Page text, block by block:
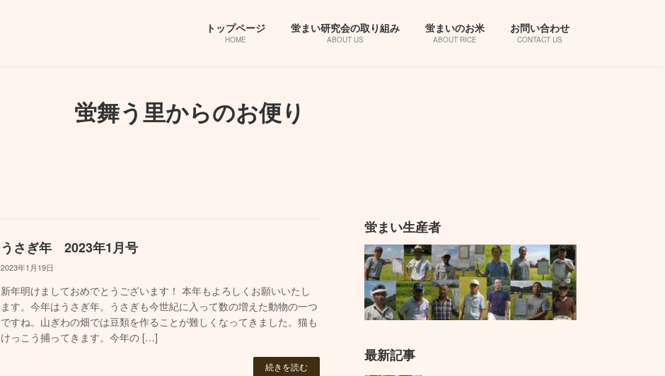
トップページ
HOME
蛍まい研究会の取り組み
ABOUT US
蛍まいのお米
ABOUT RICE
お問い合わせ
CONTACT US
蛍舞う里からのお便り
うさぎ年 2023年1月号
2023年1月19日
新年明けましておめでとうございます！ 本年もよろしくお願いいたし
ます。今年はうさぎ年。うさぎも今世紀に入って数の増えた動物の一つ
ですね。山ぎわの畑では豆類を作ることが難しくなってきました。猫も
けっこう捕ってきます。今年の […]
続きを読む
蛍まい生産者
最新記事